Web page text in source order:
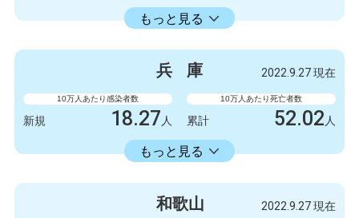
もっと見る
18413.86人
840人 新規
475063 1051
兵 庫 2022.9.27 現在
10万人あたり感染者数
新規 18.27 人
10万人あたり死亡者数
累計 52.02 人
もっと見る
18353.34人
999人 新規
和歌山 2022.9.27 現在